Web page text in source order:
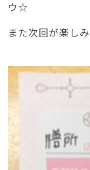
ウ☆
また次回が楽し